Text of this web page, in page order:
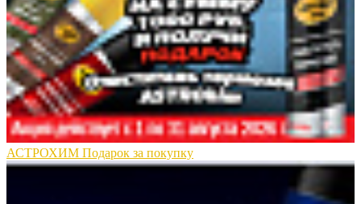
АСТРОХИМ Подарок за покупку